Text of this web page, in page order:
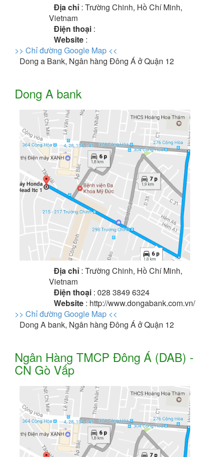
Địa chỉ : Trường Chinh, Hồ Chí Minh,
Vietnam
Điện thoại :
Website :
>> Chỉ đường Google Map <<
Dong a Bank, Ngân hàng Đông Á ở Quận 12
Dong A bank
Địa chỉ : Trường Chinh, Hồ Chí Minh,
Vietnam
Điện thoại : 028 3849 6324
Website : http://www.dongabank.com.vn/
>> Chỉ đường Google Map <<
Dong A bank, Ngân hàng Đông Á ở Quận 12
Ngân Hàng TMCP Đông Á (DAB) -
CN Gò Vấp